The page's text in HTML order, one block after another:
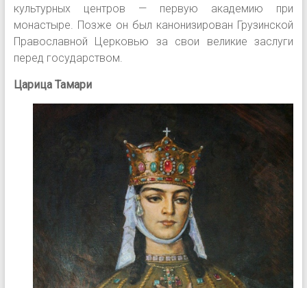
культурных центров — первую академию при
монастыре. Позже он был канонизирован Грузинской
Православной Церковью за свои великие заслуги
перед государством.
Царица Тамари